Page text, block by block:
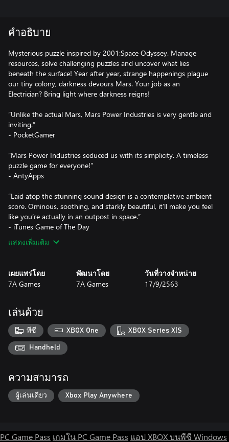
คำอธิบาย
Mysterious puzzle inspired by 2001:Space Odyssey. Manage
resources, solve challenging puzzles and uncover what lies
beneath the surface! Year after year, strange happenings plague
our tiny colony, darkness devours Mars. Your job as an
Electrician? Bring light where darkness reigns!
“Unlike the actual Mars, Mars Power Industries is very gentle and
inviting.”
- PocketGamer
“Mars Power Industries seduced us with its simplicity. A timeless
puzzle game for everyone!”
- AntyApps
“Laid atop the stunning sound design is a contemplative ambient
score. Ominous, soothing, and starkly beautiful, it’ll make you feel
like you’re actually in an outpost in space.”
- iTunes Game of The Day
แสดงเพิ่มเติม
เผยแพร่โดย
7A Games
พัฒนาโดย
7A Games
วันที่วางจำหน่าย
17/9/2563
เล่นด้วย
พีซี XBOX One XBOX Series X|S
Handheld
ความสามารถ
ผู้เล่นเดียว Xbox Play Anywhere
PC Game Pass เกมใน PC Game Pass แอป XBOX บนพีซี Windows